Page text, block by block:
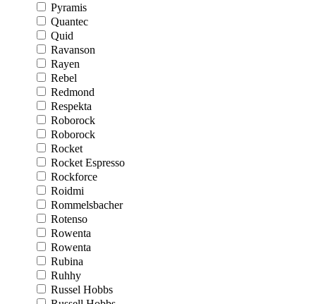
Pyramis
Quantec
Quid
Ravanson
Rayen
Rebel
Redmond
Respekta
Roborock
Roborock
Rocket
Rocket Espresso
Rockforce
Roidmi
Rommelsbacher
Rotenso
Rowenta
Rowenta
Rubina
Ruhhy
Russel Hobbs